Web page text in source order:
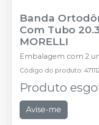
Banda
Com Tubo
MORELLI
Embalagem com 2
Código do produto:
Produto
Avise-me